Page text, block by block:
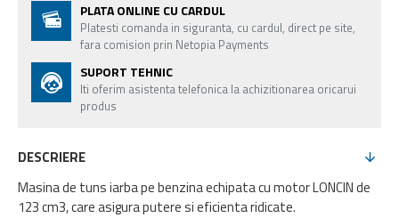
PLATA ONLINE CU CARDUL
Platesti comanda in siguranta, cu cardul, direct pe site,
fara comision prin Netopia Payments
SUPORT TEHNIC
Iti oferim asistenta telefonica la achizitionarea oricarui
produs
DESCRIERE
Masina de tuns iarba pe benzina echipata cu motor LONCIN de
123 cm3, care asigura putere si eficienta ridicate.